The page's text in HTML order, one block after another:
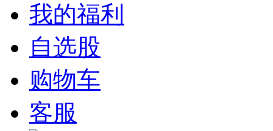
我的福利
自选股
购物车
客服